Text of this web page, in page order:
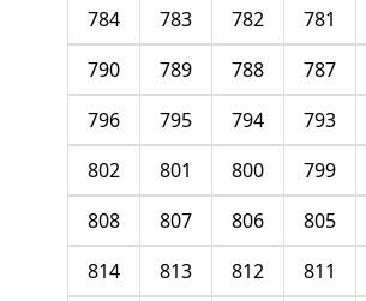
781
782
783
784
787
788
789
790
793
794
795
796
799
800
801
802
805
806
807
808
811
812
813
814